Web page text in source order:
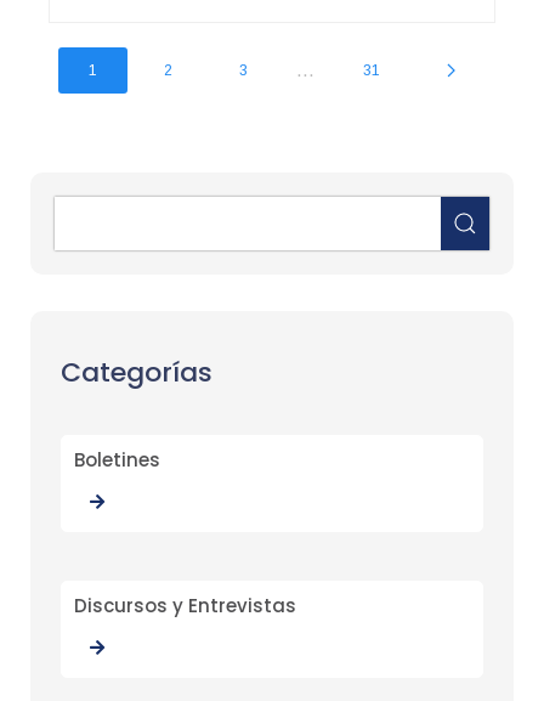
1 2 3 ... 31
Categorías
Boletines
Discursos y Entrevistas